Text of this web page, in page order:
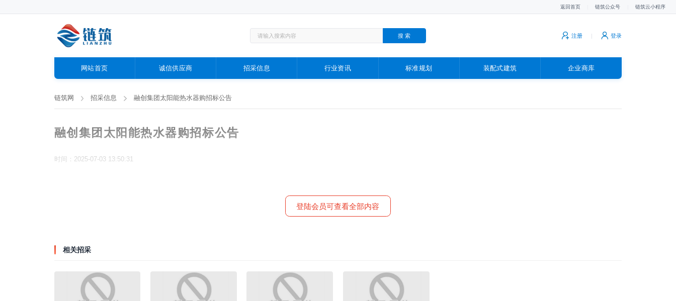
返回首页 链筑公众号 链筑云小程序
注册 | 登录
网站首页 诚信供应商 招采信息 行业资讯 标准规划 装配式建筑 企业商库
链筑网 招采信息 融创集团太阳能热水器购招标公告
融创集团太阳能热水器购招标公告
时间：2025-07-03 13:50:31
登陆会员可查看全部内容
相关招采